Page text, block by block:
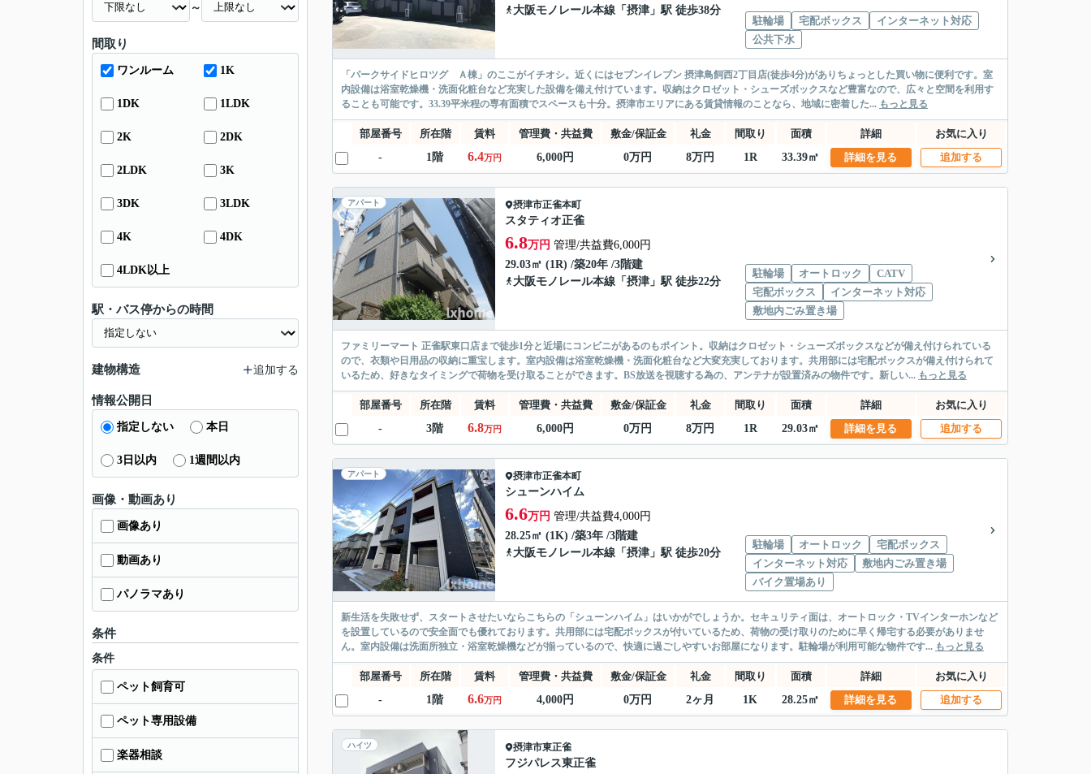
大阪モノレール本線 「 摂津 」駅 徒歩38分
駐輪場
宅配ボックス
インターネット対応
公共下水
「パークサイドヒロツグ Ａ棟」のここがイチオシ。近くにはセブンイレブン 摂津鳥飼西2丁目店(徒歩4分)がありちょっとした買い物に便利です。室
内設備は浴室乾燥機・洗面化粧台など充実した設備を備え付けています。収納はクロゼット・シューズボックスなど豊富なので、広々と空間を利用す
ることも可能です。33.39平米程の専有面積でスペースも十分。摂津市エリアにある賃貸情報のことなら、地域に密着した... もっと見る
部屋番号 所在階 賃料 管理費・共益費 敷金/保証金 礼金 間取り 面積 詳細
お気に入り
-
1階 6.4万円 6,000円 0万円 8万円 1R 33.39㎡ 詳細を見る 追加する
アパート 摂津市正雀本町
スタティオ正雀
6.8万円 管理/共益費6,000円
29.03㎡ (1R) /築20年 /3階建
大阪モノレール本線 「 摂津 」駅 徒歩22分
駐輪場 オートロック
CATV
宅配ボックス
インターネット対応
敷地内ごみ置き場
ファミリーマート 正雀駅東口店まで徒歩1分と近場にコンビニがあるのもポイント。収納はクロゼット・シューズボックスなどが備え付けられている
ので、衣類や日用品の収納に重宝します。室内設備は浴室乾燥機・洗面化粧台など大変充実しております。共用部には宅配ボックスが備え付けられて
いるため、好きなタイミングで荷物を受け取ることができます。BS放送を視聴する為の、アンテナが設置済みの物件です。新しい... もっと見る
部屋番号 所在階 賃料 管理費・共益費 敷金/保証金 礼金 間取り 面積 詳細
お気に入り
-
3階 6.8万円 6,000円 0万円 8万円 1R 29.03㎡ 詳細を見る 追加する
アパート 摂津市正雀本町
シューンハイム
6.6万円 管理/共益費4,000円
28.25㎡ (1K) /築3年 /3階建
大阪モノレール本線 「 摂津 」駅 徒歩20分
駐輪場 オートロック
宅配ボックス
インターネット対応
敷地内ごみ置き場
バイク置場あり
新生活を失敗せず、スタートさせたいならこちらの「シューンハイム」はいかがでしょうか。セキュリティ面は、オートロック・TVインターホンなど
を設置しているので安全面でも優れております。共用部には宅配ボックスが付いているため、荷物の受け取りのために早く帰宅する必要がありませ
ん。室内設備は洗面所独立・浴室乾燥機などが揃っているので、快適に過ごしやすいお部屋になります。駐輪場が利用可能な物件です... もっと見る
部屋番号 所在階 賃料 管理費・共益費 敷金/保証金 礼金 間取り 面積 詳細
お気に入り
-
1階 6.6万円 4,000円 0万円 2ヶ月 1K 28.25㎡ 詳細を見る 追加する
ハイツ 摂津市東正雀
フジパレス東正雀
～
間取り
ワンルーム 1K
1DK 1LDK
2K 2DK
2LDK 3K
3DK 3LDK
4K 4DK
4LDK以上
駅・バス停からの時間
建物構造 追加する
情報公開日
指定しない 本日
3日以内 1週間以内
画像・動画あり
画像あり
動画あり
パノラマあり
条件
条件
ペット飼育可
ペット専用設備
楽器相談